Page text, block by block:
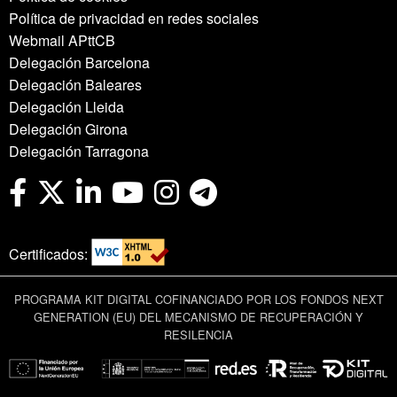
Política de privacidad en redes sociales
Webmail APttCB
Delegación Barcelona
Delegación Baleares
Delegación Lleida
Delegación Girona
Delegación Tarragona
Certificados:
PROGRAMA KIT DIGITAL COFINANCIADO POR LOS FONDOS NEXT
GENERATION (EU) DEL MECANISMO DE RECUPERACIÓN Y
RESILENCIA